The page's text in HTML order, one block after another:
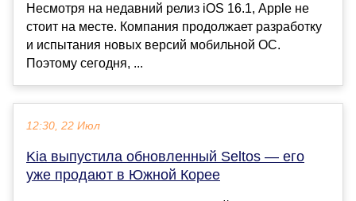
Несмотря на недавний релиз iOS 16.1, Apple не
стоит на месте. Компания продолжает разработку
и испытания новых версий мобильной ОС.
Поэтому сегодня, ...
12:30, 22 Июл
Kia выпустила обновленный Seltos — его
уже продают в Южной Корее